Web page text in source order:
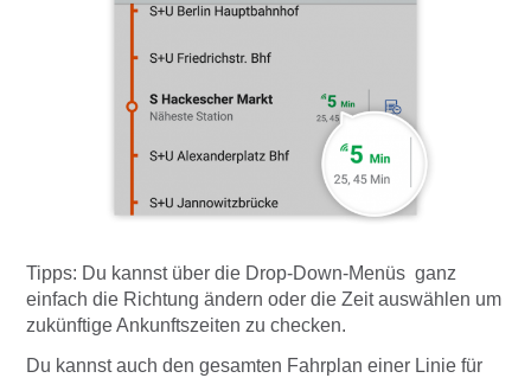
Tipps: Du kannst über die Drop-Down-Menüs ganz
einfach die Richtung ändern oder die Zeit auswählen um
zukünftige Ankunftszeiten zu checken.
Du kannst auch den gesamten Fahrplan einer Linie für